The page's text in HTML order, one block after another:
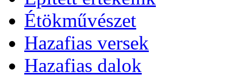
Étökművészet
Hazafias versek
Hazafias dalok